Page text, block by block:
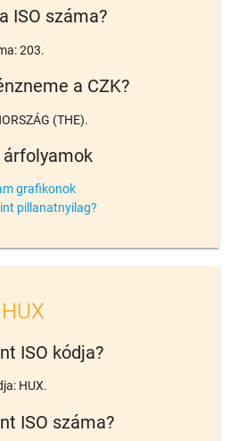
ISO száma?
203.
a CZK?
(THE).
árfolyamok
grafikonok
pillanatnyilag?
ISO kódja?
HUX.
ISO száma?